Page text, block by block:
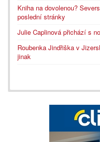
Kniha na dovolenou?
poslední stránky
Julie Caplinová přichází s
Roubenka Jindřiška v
jinak